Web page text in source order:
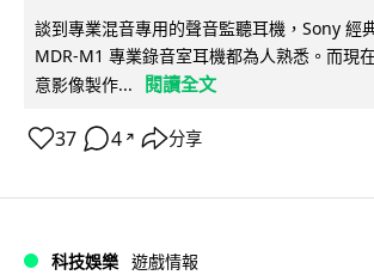
談到專業混音專用的聲音監聽耳機，Sony 經
MDR-M1 專業錄音室耳機都為人熟悉。而現
意影像製作...
閱讀全文
37 4 ↗ 分享
科技娛樂 遊戲情報